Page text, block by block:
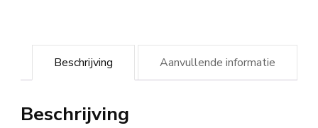
Beschrijving Aanvullende informatie
Beschrijving